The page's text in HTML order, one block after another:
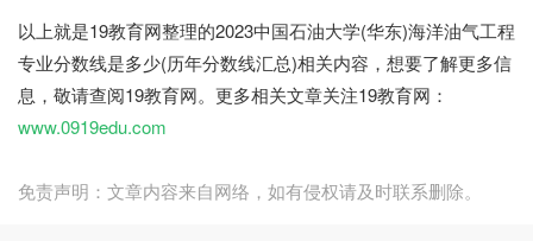
以上就是19教育网整理的2023中国石油大学(华东)海洋油气工程
专业分数线是多少(历年分数线汇总)相关内容，想要了解更多信
息，敬请查阅19教育网。更多相关文章关注19教育网：
www.0919edu.com
免责声明：文章内容来自网络，如有侵权请及时联系删除。